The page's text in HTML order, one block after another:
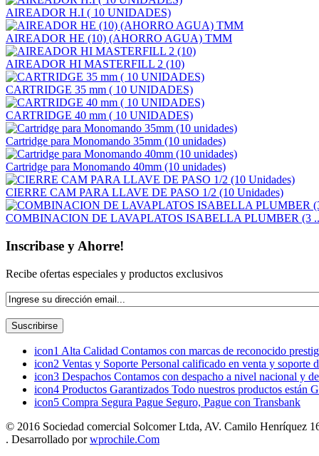
AIREADOR H.I ( 10 UNIDADES)
AIREADOR HE (10) (AHORRO AGUA) TMM
AIREADOR HI MASTERFILL 2 (10)
CARTRIDGE 35 mm ( 10 UNIDADES)
CARTRIDGE 40 mm ( 10 UNIDADES)
Cartridge para Monomando 35mm (10 unidades)
Cartridge para Monomando 40mm (10 unidades)
CIERRE CAM PARA LLAVE DE PASO 1/2 (10 Unidades)
COMBINACION DE LAVAPLATOS ISABELLA PLUMBER (3
Inscribase y Ahorre!
Recibe ofertas especiales y productos exclusivos
icon1 Alta Calidad Contamos con marcas de reconocido
icon2 Ventas y Soporte Personal calificado en venta y soporte
icon3 Despachos Contamos con despacho a nivel nacional y
icon4 Productos Garantizados Todo nuestros productos están
icon5 Compra Segura Pague Seguro, Pague con Transbank
© 2016 Sociedad comercial Solcomer Ltda, AV. Camilo Henríquez
. Desarrollado porwprochile.Com